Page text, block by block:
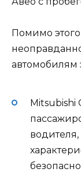
Помимо
автомобилям
Mitsubishi